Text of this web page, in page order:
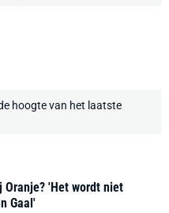
hoogte van het laatste
Oranje? 'Het wordt niet
Gaal'